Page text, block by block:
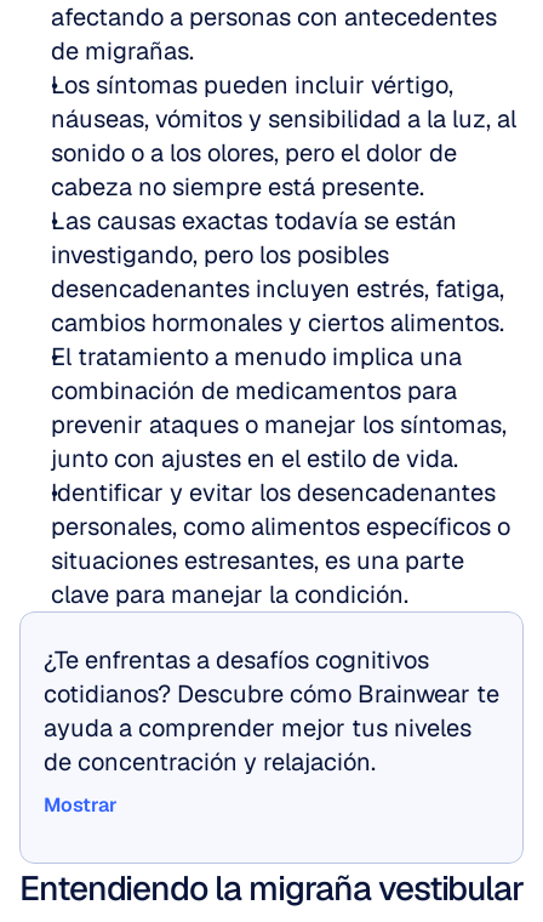
afectando a personas con antecedentes
de migrañas.
Los síntomas pueden incluir vértigo,
náuseas, vómitos y sensibilidad a la luz, al
sonido o a los olores, pero el dolor de
cabeza no siempre está presente.
Las causas exactas todavía se están
investigando, pero los posibles
desencadenantes incluyen estrés, fatiga,
cambios hormonales y ciertos alimentos.
El tratamiento a menudo implica una
combinación de medicamentos para
prevenir ataques o manejar los síntomas,
junto con ajustes en el estilo de vida.
Identificar y evitar los desencadenantes
personales, como alimentos específicos o
situaciones estresantes, es una parte
clave para manejar la condición.
¿Te enfrentas a desafíos cognitivos
cotidianos? Descubre cómo Brainwear te
ayuda a comprender mejor tus niveles
de concentración y relajación.
Mostrar
Entendiendo la migraña vestibular